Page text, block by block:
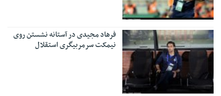
فرهاد مجیدی در آستانه نشستن روی
نیمکت سرمربیگری استقلال